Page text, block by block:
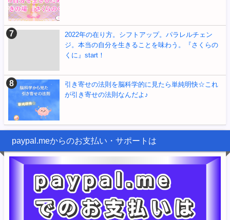
2022年の在り方。シフトアップ。パラレルチェン
ジ。本当の自分を生きることを味わう。『さくらの
くに』start！
引き寄せの法則を脳科学的に見たら単純明快☆これ
が引き寄せの法則なんだよ♪
paypal.meからのお支払い・サポートは